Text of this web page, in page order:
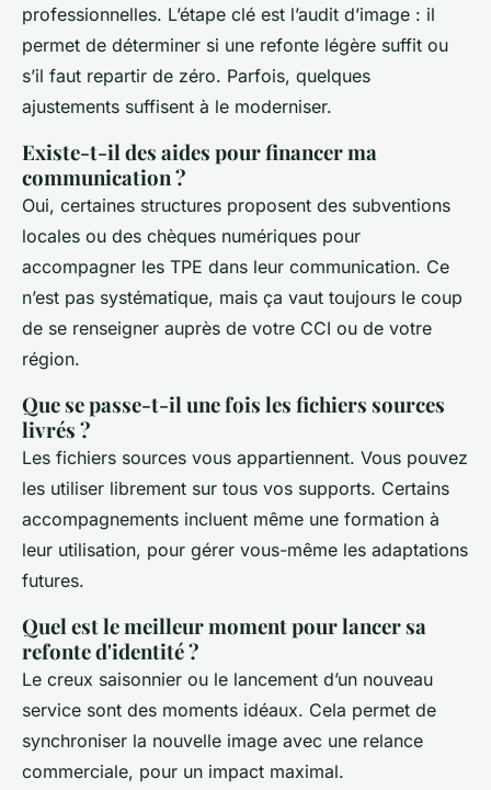
professionnelles. L’étape clé est l’audit d’image : il
permet de déterminer si une refonte légère suffit ou
s’il faut repartir de zéro. Parfois, quelques
ajustements suffisent à le moderniser.
Existe-t-il des aides pour financer ma
communication ?
Oui, certaines structures proposent des subventions
locales ou des chèques numériques pour
accompagner les TPE dans leur communication. Ce
n’est pas systématique, mais ça vaut toujours le coup
de se renseigner auprès de votre CCI ou de votre
région.
Que se passe-t-il une fois les fichiers sources
livrés ?
Les fichiers sources vous appartiennent. Vous pouvez
les utiliser librement sur tous vos supports. Certains
accompagnements incluent même une formation à
leur utilisation, pour gérer vous-même les adaptations
futures.
Quel est le meilleur moment pour lancer sa
refonte d'identité ?
Le creux saisonnier ou le lancement d’un nouveau
service sont des moments idéaux. Cela permet de
synchroniser la nouvelle image avec une relance
commerciale, pour un impact maximal.